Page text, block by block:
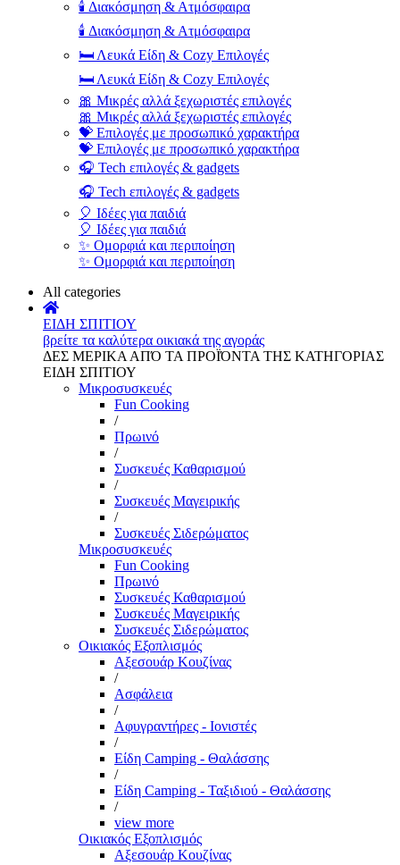
🕯️ Διακόσμηση & Ατμόσφαιρα
🕯️ Διακόσμηση & Ατμόσφαιρα
🛏️ Λευκά Είδη & Cozy Επιλογές
🛏️ Λευκά Είδη & Cozy Επιλογές
🎀 Μικρές αλλά ξεχωριστές επιλογές
🎀 Μικρές αλλά ξεχωριστές επιλογές
💝 Επιλογές με προσωπικό χαρακτήρα
💝 Επιλογές με προσωπικό χαρακτήρα
🎧 Tech επιλογές & gadgets
🎧 Tech επιλογές & gadgets
🎈 Ιδέες για παιδιά
🎈 Ιδέες για παιδιά
✨ Ομορφιά και περιποίηση
✨ Ομορφιά και περιποίηση
All categories
ΕΙΔΗ ΣΠΙΤΙΟΥ
βρείτε τα καλύτερα οικιακά της αγοράς
ΔΕΣ ΜΕΡΙΚΑ ΑΠΌ ΤΑ ΠΡΟΪΌΝΤΑ ΤΗΣ ΚΑΤΗΓΟΡΙΑΣ
ΕΙΔΗ ΣΠΙΤΙΟΥ
Μικροσυσκευές
Fun Cooking
/
Πρωινό
/
Συσκευές Καθαρισμού
/
Συσκευές Μαγειρικής
/
Συσκευές Σιδερώματος
Μικροσυσκευές
Fun Cooking
Πρωινό
Συσκευές Καθαρισμού
Συσκευές Μαγειρικής
Συσκευές Σιδερώματος
Οικιακός Εξοπλισμός
Αξεσουάρ Κουζίνας
/
Ασφάλεια
/
Αφυγραντήρες - Ιονιστές
/
Είδη Camping - Θαλάσσης
/
Είδη Camping - Ταξιδιού - Θαλάσσης
/
view more
Οικιακός Εξοπλισμός
Αξεσουάρ Κουζίνας